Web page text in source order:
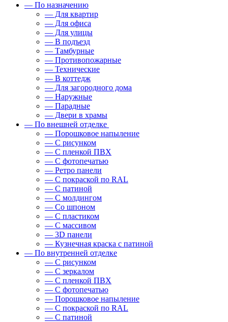
— По назначению
— Для квартир
— Для офиса
— Для улицы
— В подъезд
— Тамбурные
— Противопожарные
— Технические
— В коттедж
— Для загородного дома
— Наружные
— Парадные
— Двери в храмы
— По внешней отделке
— Порошковое напыление
— С рисунком
— С пленкой ПВХ
— С фотопечатью
— Ретро панели
— С покраской по RAL
— С патиной
— С молдингом
— Со шпоном
— С пластиком
— С массивом
— 3D панели
— Кузнечная краска с патиной
— По внутренней отделке
— С рисунком
— С зеркалом
— С пленкой ПВХ
— С фотопечатью
— Порошковое напыление
— С покраской по RAL
— С патиной